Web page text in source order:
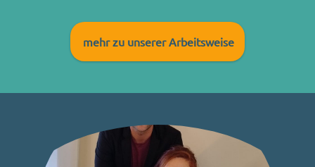
mehr zu unserer Arbeitsweise